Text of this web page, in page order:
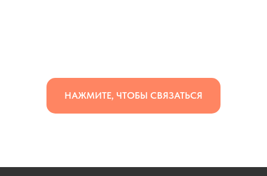
НАЖМИТЕ, ЧТОБЫ СВЯЗАТЬСЯ